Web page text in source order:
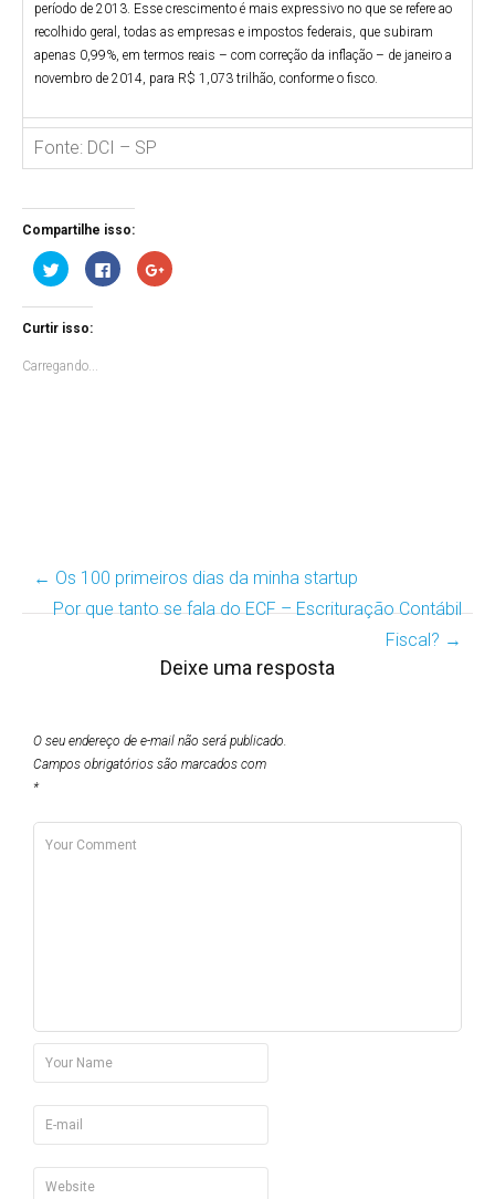
período de 2013. Esse crescimento é mais expressivo no que se refere ao
recolhido geral, todas as empresas e impostos federais, que subiram
apenas 0,99%, em termos reais – com correção da inflação – de janeiro a
novembro de 2014, para R$ 1,073 trilhão, conforme o fisco.
Fonte: DCI – SP
Compartilhe isso:
Clique
para
compartilhar
no
Twitter(abre
em
janela)
Clique
para
compartilhar
Compartilhe
no
Curtir isso:
Carregando...
Post
navigation
← Os 100 primeiros dias da minha startup
Por que tanto se fala do ECF – Escrituração Contábil
Fiscal? →
Deixe uma resposta
O seu endereço de e-mail não será publicado.
Campos obrigatórios são marcados com
*